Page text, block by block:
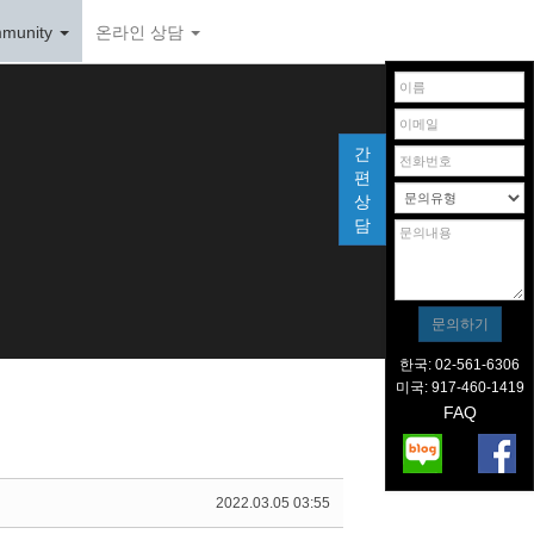
온라인 상담
2022.03.05 03:55
간
편
상
담
한국: 02-561-6306
미국: 917-460-1419
FAQ